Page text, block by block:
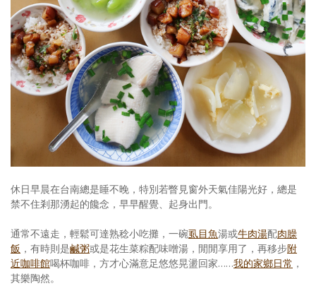
日記簿
餐桌週記
享樂隨手拍
照相簿
創意出版服務
關於Yilan
個人著作
活動實況記錄
休日早晨在台南總是睡不晚，特別若瞥見窗外天氣佳陽光好，總是
禁不住剎那湧起的饞念，早早醒覺、起身出門。
通常不遠走，輕鬆可達熟稔小吃攤，一碗虱目魚湯或牛肉湯配肉臊
飯 ，有時則是鹹粥或是花生菜粽配味噌湯，閒閒享用了，再移步附
近咖啡館喝杯咖啡，方才心滿意足悠悠晃盪回家……我的家鄉日常 ，
其樂陶然。